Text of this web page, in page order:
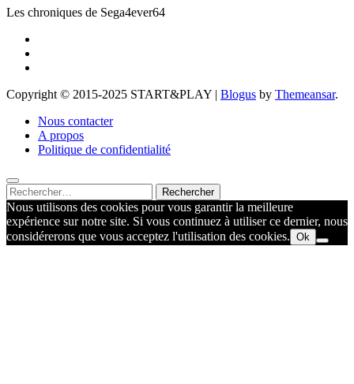
Les chroniques de Sega4ever64
Copyright © 2015-2025 START&PLAY Blogus by Themeansar.
Nous contacter
A propos
Politique de confidentialité
Rechercher :
Nous utilisons des cookies pour vous garantir la meilleure
expérience sur notre site. Si vous continuez à utiliser ce dernier, nous
considérerons que vous acceptez l'utilisation des cookies. Ok